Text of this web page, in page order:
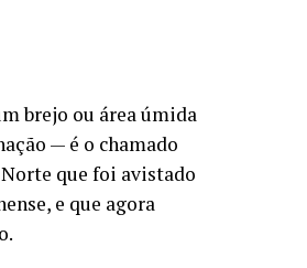
brejo ou área úmida
— é o chamado
que foi avistado
e que agora